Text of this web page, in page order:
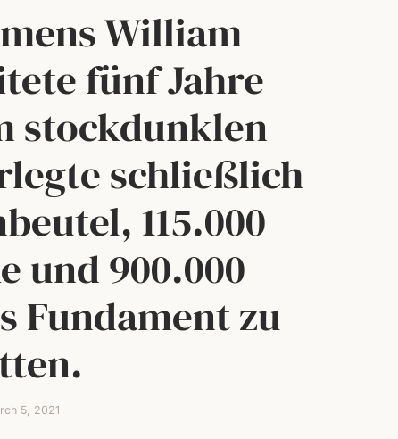
William
fünf Jahre
stockdunklen
schließlich
115.000
und 900.000
Fundament zu
5, 2021